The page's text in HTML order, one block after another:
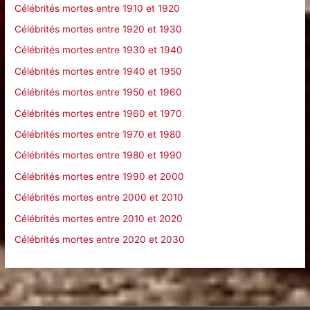
:
Célébrités mortes entre 1910 et 1920
Célébrités mortes entre 1920 et 1930
Célébrités mortes entre 1930 et 1940
Célébrités mortes entre 1940 et 1950
Célébrités mortes entre 1950 et 1960
Célébrités mortes entre 1960 et 1970
Célébrités mortes entre 1970 et 1980
Célébrités mortes entre 1980 et 1990
Célébrités mortes entre 1990 et 2000
Célébrités mortes entre 2000 et 2010
Célébrités mortes entre 2010 et 2020
Célébrités mortes entre 2020 et 2030